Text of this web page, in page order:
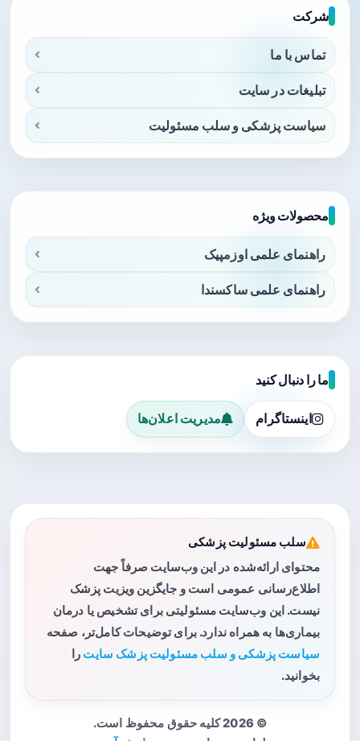
شرکت
تماس با ما
تبلیغات در سایت
سیاست پزشکی و سلب مسئولیت
محصولات ویژه
راهنمای علمی اوزمپیک
راهنمای علمی ساکسندا
ما را دنبال کنید
اینستاگرام مدیریت اعلان‌ها
سلب مسئولیت پزشکی
محتوای ارائه‌شده در این وب‌سایت صرفاً جهت
اطلاع‌رسانی عمومی است و جایگزین ویزیت پزشک
نیست. این وب‌سایت مسئولیتی برای تشخیص یا درمان
بیماری‌ها به همراه ندارد. برای توضیحات کامل‌تر، صفحه
سیاست پزشکی و سلب مسئولیت پزشک سایت را
بخوانید.
© 2026 کلیه حقوق محفوظ است.